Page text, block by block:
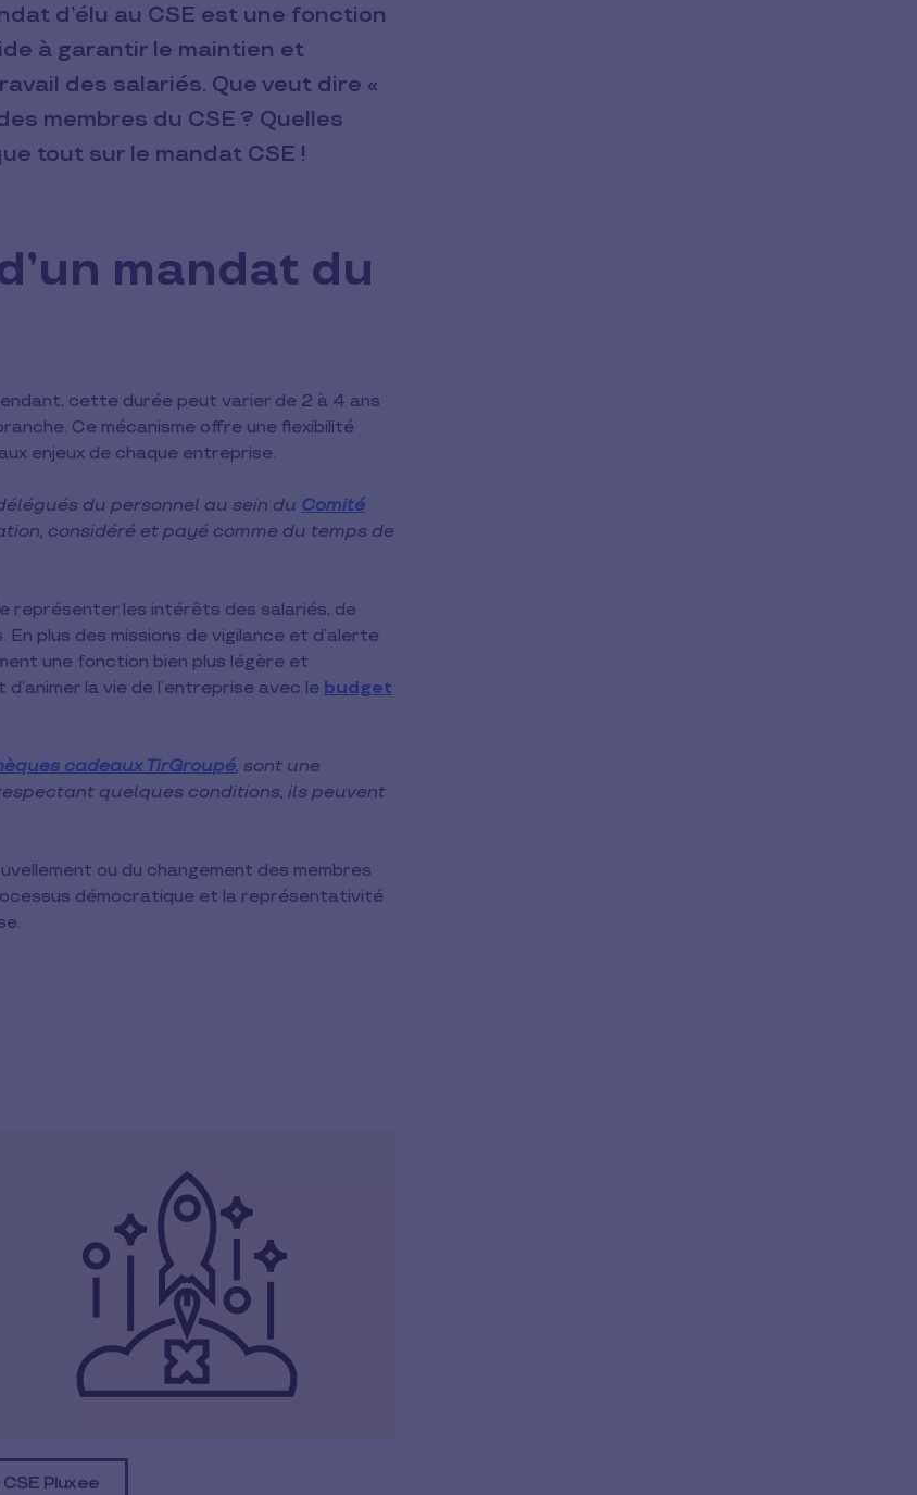
d’élu au CSE est une fonction
à garantir le maintien et
des salariés. Que veut dire «
membres du CSE ? Quelles
tout sur le mandat CSE !
mandat du
cette durée peut varier de 2 à 4 ans
Ce mécanisme offre une flexibilité
enjeux de chaque entreprise.
du personnel au sein du Comité
considéré et payé comme du temps de
représenter les intérêts des salariés, de
plus des missions de vigilance et d’alerte
une fonction bien plus légère et
la vie de l’entreprise avec le budget
cadeaux TirGroupé, sont une
quelques conditions, ils peuvent
ou du changement des membres
démocratique et la représentativité
Pluxee